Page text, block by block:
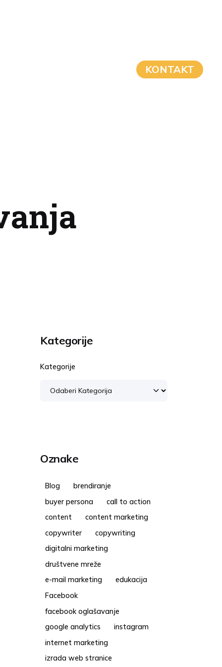
KONTAKT
Kategorije
Kategorije
Oznake
Blog
brendiranje
buyer persona
call to action
content
content marketing
copywriter
copywriting
digitalni marketing
društvene mreže
e-mail marketing
edukacija
Facebook
facebook oglašavanje
google analytics
instagram
internet marketing
izrada web stranice